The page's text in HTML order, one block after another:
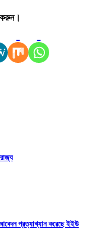
করুন।
প্রত্যাখ্যান করেছে ইইউ